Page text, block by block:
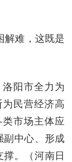
难，这既是
阳市全力为
民营经济高
市场主体应
副中心、形成
撑。（河南日